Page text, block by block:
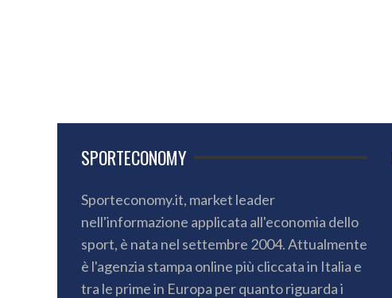
SPORTECONOMY
Sporteconomy.it, market leader
nell'informazione applicata all'economia dello
sport, è nata nel settembre 2004. Attualmente
è l'agenzia stampa online più cliccata in Italia e
tra le prime in Europa per quanto riguarda i